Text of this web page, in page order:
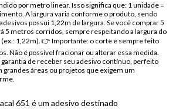
por metro linear. Isso significa que: 1 unidade =
A largura varia conforme o produto, sendo
possui 1,22m de largura. Se você comprar 5
5 metros corridos, sempre respeitando a largura do
1,22m). 👉 Importante: o corte é sempre feito
Não é possível fracionar ou alterar essa medida.
de receber seu adesivo contínuo, perfeito
grandes áreas ou projetos que exigem um
651 é um adesivo destinado